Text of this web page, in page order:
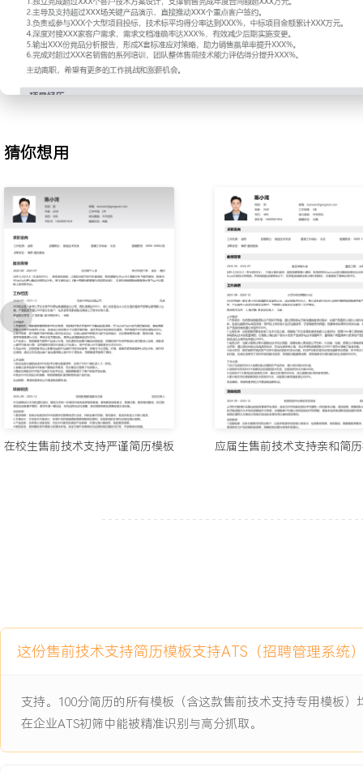
2.产品演示支持：负责标准与定制化产品演示环境的搭建与数据准
（如制造、零售）设计针对性演示流程与脚本；在销售拜访或线上
现场解答技术问题并收集反馈；优化演示脚本与互动环节，将演示转
3.技术答疑与标书制作：响应销售与客户在售前阶段的技术咨询，
独立编写技术方案章节，整合产品参数、实施服务等内容；参与投
4.客户需求对接：与销售一同拜访客户，深度挖掘客户业务流程与潜
项目实施的基线；定期复盘需求对接要点，提升需求转化准确率至
5.竞争分析支持：收集并分析主要竞品的动态、功能与报价信息；制
告，提炼我司产品的优势话术与应对策略；在内部培训中分享分析
基于分析优化销售工具包，使销售在面对竞品时的有效反击率提升
6.内部培训与支持：为销售团队定期举办产品知识、技术亮点及解决
版技术白皮书与销售工具包，方便销售快速查阅；建立销售-技术沟
步产品更新与市场反馈；通过系列培训，销售团队独立完成技术演示
工作业绩：
1.独立完成超过XXX个客户技术方案设计，支撑销售完成年度合同额
2.主导及支持超过XXX场关键产品演示，直接推动XXX个重点客户签
3.负责或参与XXX个大型项目投标，技术标平均得分率达到XXX%，
万元。
需要与客户已有的OA系统及X家第三方硬件厂商的设备进行深度集
争激烈，共有X家行业头部厂商参与投标。
猜你想用
在校生售前技术支持严谨简历模板 应届生售前技术支持亲和简
这份售前技术支持简历模板支持ATS（招聘管理系统
支持。100分简历的所有模板（含这款售前技术支持专用模板
在企业ATS初筛中能被精准识别与高分抓取。